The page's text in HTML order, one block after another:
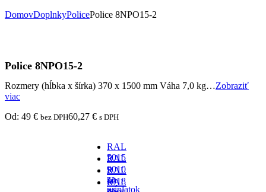
DomovDoplnkyPolicePolice 8NPO15-2
Police 8NPO15-2
Rozmery (hĺbka x šírka) 370 x 1500 mm Váha 7,0 kg…Zobraziť
viac
Od: 49 € bez DPH60,27 € s DPH
RAL
5015
-
za
príplatok
RAL
9010
-
RAL
5018
RAL